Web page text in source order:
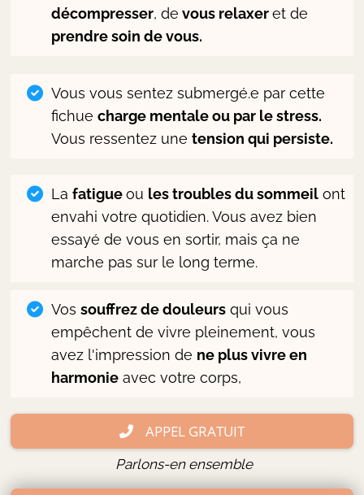
décompresser, de vous relaxeret de
prendre soin de vous.
Vous vous sentez submergé.e par cette
fichue charge mentale ou par le stress.
Vous ressentez une tension qui persiste.
La fatigueou les troubles du sommeil ont
envahi votre quotidien. Vous avez bien
essayé de vous en sortir, mais ça ne
marche pas sur le long terme.
Vos souffrez de douleurs qui vous
empêchent de vivre pleinement, vous
avez l'impression de ne plus vivre en
harmonie avec votre corps,
APPEL GRATUIT
Parlons-en ensemble